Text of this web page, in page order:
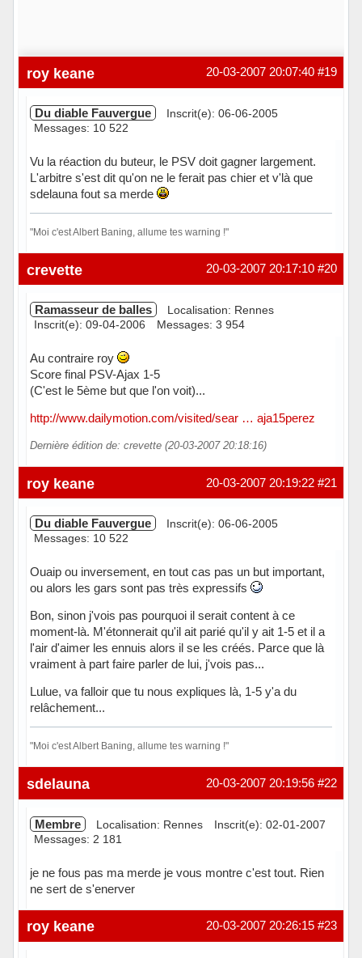
#19
20-03-2007 20:07:40
roy keane
Du diable Fauvergue
Inscrit(e): 06-06-2005
Messages: 10 522
Vu la réaction du buteur, le PSV doit gagner largement.
L'arbitre s'est dit qu'on ne le ferait pas chier et v'là que
sdelauna fout sa merde
"Moi c'est Albert Baning, allume tes warning !"
Hors ligne #20
20-03-2007 20:17:10
crevette
Ramasseur de balles
Localisation: Rennes
Inscrit(e): 09-04-2006
Messages: 3 954
Au contraire roy
Score final PSV-Ajax 1-5
(C'est le 5ème but que l'on voit)...
http://www.dailymotion.com/visited/sear … aja15perez
Dernière édition de: crevette (20-03-2007 20:18:16)
Hors ligne #21
20-03-2007 20:19:22
roy keane
Du diable Fauvergue
Inscrit(e): 06-06-2005
Messages: 10 522
Ouaip ou inversement, en tout cas pas un but important,
ou alors les gars sont pas très expressifs
Bon, sinon j'vois pas pourquoi il serait content à ce
moment-là. M'étonnerait qu'il ait parié qu'il y ait 1-5 et il a
l'air d'aimer les ennuis alors il se les créés. Parce que là
vraiment à part faire parler de lui, j'vois pas...
Lulue, va falloir que tu nous expliques là, 1-5 y'a du
relâchement...
"Moi c'est Albert Baning, allume tes warning !"
Hors ligne #22
20-03-2007 20:19:56
sdelauna
Membre Localisation: Rennes
Inscrit(e): 02-01-2007
Messages: 2 181
je ne fous pas ma merde je vous montre c'est tout. Rien
ne sert de s'enerver
Hors ligne #23
20-03-2007 20:26:15
roy keane